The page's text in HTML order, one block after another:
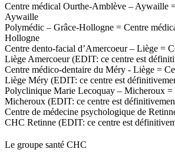
Centre médical Ourthe-Amblève – Aywaille
Aywaille
Polymédic – Grâce-Hollogne = Centre
Hollogne
Centre dento-facial d’Amercoeur – Liège =
Liège Amercoeur (EDIT: ce centre est
Centre médico-dentaire du Méry - Liège =
Liège Méry (EDIT: ce centre est
Polyclinique Marie Lecoquay – Micheroux =
Micheroux (EDIT: ce centre est
Centre de médecine psychologique de
CHC Retinne (EDIT: ce centre est
Le groupe santé CHC